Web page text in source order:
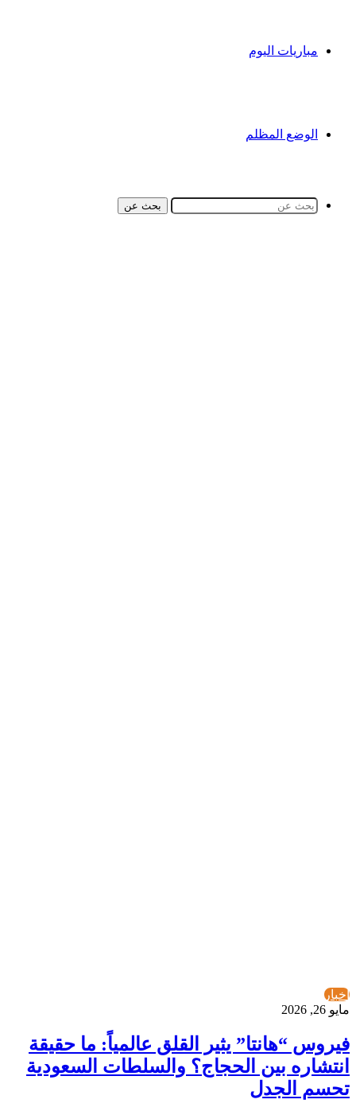
مباريات اليوم
الوضع المظلم
بحث عن
أخبار
مايو 26, 2026
فيروس “هانتا” يثير القلق عالمياً: ما حقيقة
انتشاره بين الحجاج؟ والسلطات السعودية
تحسم الجدل